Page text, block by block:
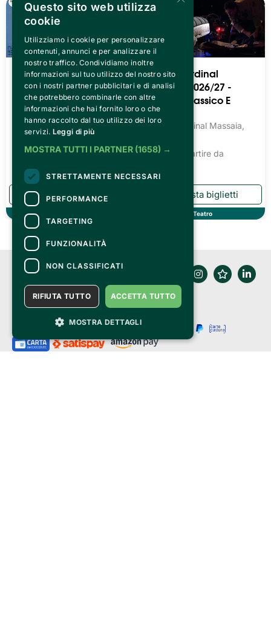
Teatro Cardinal
Massaia 2026/27 -
Teatro Prosa Dialettale
Teatro Cardinal Massaia,
Torino
13.54€
Teatro Cardinal
Massaia 2026/27 -
Balletto Classico E
Moderno
Teatro Cardinal Massaia,
Biglietti a partire da
Teatro
Questo sito web utilizza
cookie
Utilizziamo i cookie per personalizzare
contenuti, annunci e per analizzare il
nostro traffico. Condividiamo inoltre
informazioni sul tuo utilizzo del nostro sito
con i nostri partner pubblicitari e di analisi
che potrebbero combinarle con altre
informazioni che hai fornito loro o che
hanno raccolto dal tuo utilizzo dei loro
servizi. Leggi di più
MOSTRA TUTTI I PARTNER (1658) →
STRETTAMENTE NECESSARI
PERFORMANCE
TARGETING
FUNZIONALITÀ
NON CLASSIFICATI
ACCETTA TUTTO
RIFIUTA TUTTO
MOSTRA DETTAGLI